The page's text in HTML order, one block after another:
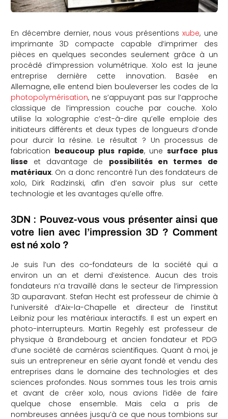
En décembre dernier, nous vous présentionsxube, une
imprimante 3D compacte capable d’imprimer des
pièces en quelques secondes seulement grâce à un
procédé d’impression volumétrique. Xolo est la jeune
entreprise dernière cette innovation. Basée en
Allemagne, elle entend bien bouleverser les codes de la
photopolymérisation, ne s’appuyant pas sur l’approche
classique de l’impression couche par couche. Xolo
utilise la xolographie c’est-à-dire qu’elle emploie des
initiateurs différents et deux types de longueurs d’onde
pour durcir la résine. Le résultat ? Un processus de
fabrication beaucoup plus rapide, une surface plus
lisse et davantage de possibilités en termes de
matériaux. On a donc rencontré l’un des fondateurs de
xolo, Dirk Radzinski, afin d’en savoir plus sur cette
technologie et les avantages qu’elle offre.
3DN : Pouvez-vous vous présenter ainsi que
votre lien avec l’impression 3D ? Comment
est né xolo ?
Je suis l’un des co-fondateurs de la société qui a
environ un an et demi d’existence. Aucun des trois
fondateurs n’a travaillé dans le secteur de l’impression
3D auparavant. Stefan Hecht est professeur de chimie à
l’université d’Aix-la-Chapelle et directeur de l’institut
Leibniz pour les matériaux interactifs. Il est un expert en
photo-interrupteurs. Martin Regehly est professeur de
physique à Brandebourg et ancien fondateur et PDG
d’une société de caméras scientifiques. Quant à moi, je
suis un entrepreneur en série ayant fondé et vendu des
entreprises dans le domaine des technologies et des
sciences profondes. Nous sommes tous les trois amis
et avant de créer xolo, nous avions l’idée de faire
quelque chose ensemble. Mais cela a pris de
nombreuses années jusqu’à ce que nous tombions sur